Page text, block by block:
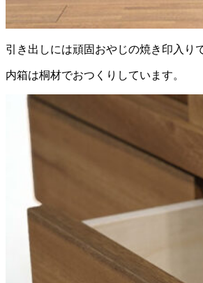
引き出しには頑固おやじの焼き印入り
内箱は桐材でおつくりしています。